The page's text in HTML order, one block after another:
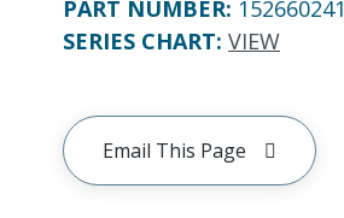
PART NUMBER: 152660241
SERIES CHART: VIEW
Email This Page